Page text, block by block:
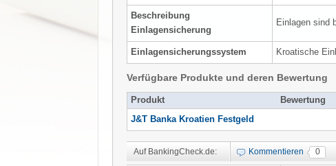
Beschreibung
Einlagensicherung
Einlagen sind
Einlagensicherungssystem Kroatische
Verfügbare Produkte und deren Bewertung
Produkt
Bewertung
J&T Banka Kroatien Festgeld
Auf BankingCheck.de: Kommentieren 0